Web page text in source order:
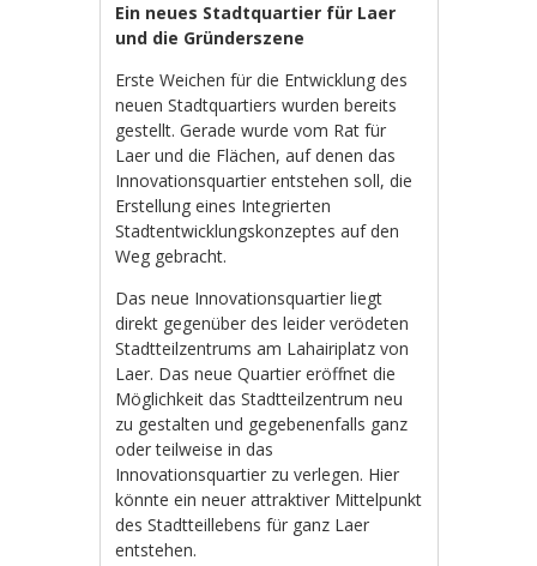
Ein neues Stadtquartier für Laer
und die Gründerszene
Erste Weichen für die Entwicklung des
neuen Stadtquartiers wurden bereits
gestellt. Gerade wurde vom Rat für
Laer und die Flächen, auf denen das
Innovationsquartier entstehen soll, die
Erstellung eines Integrierten
Stadtentwicklungskonzeptes auf den
Weg gebracht.
Das neue Innovationsquartier liegt
direkt gegenüber des leider verödeten
Stadtteilzentrums am Lahairiplatz von
Laer. Das neue Quartier eröffnet die
Möglichkeit das Stadtteilzentrum neu
zu gestalten und gegebenenfalls ganz
oder teilweise in das
Innovationsquartier zu verlegen. Hier
könnte ein neuer attraktiver Mittelpunkt
des Stadtteillebens für ganz Laer
entstehen.